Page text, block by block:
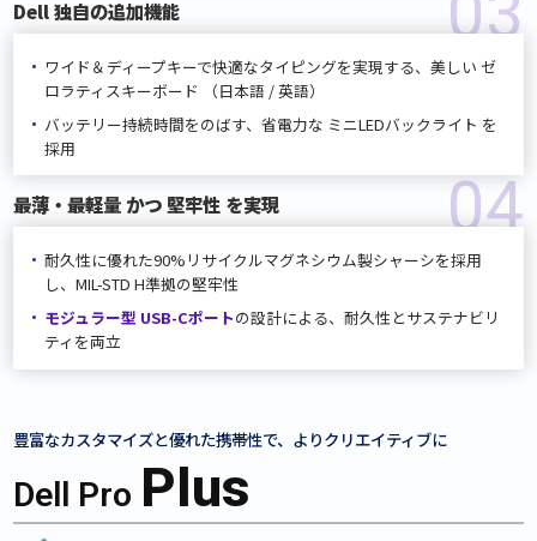
Dell 独自の追加機能
ワイド＆ディープキーで快適なタイピングを実現する、 美しい ゼ
ロラティスキーボード （日本語 / 英語）
バッテリー持続時間をのばす、省電力な ミニLEDバックライト を
採用
最薄・最軽量 かつ 堅牢性 を実現 04
耐久性に優れた90%リサイクルマグネシウム製シャーシを採用
し、MIL-STD H準拠の堅牢性
モジュラー型 USB-Cポートの設計による、耐久性とサステナビリ
ティを両立
Dell Pro Plus
豊富なカスタマイズと優れた携帯性で、 よりクリエイティブに